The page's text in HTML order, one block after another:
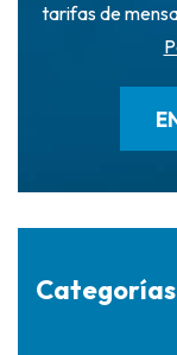
tarifas de